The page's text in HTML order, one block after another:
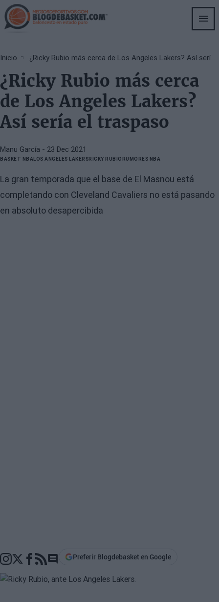
Skip
to
main
Breadcrumb
Inicio ¿Ricky Rubio más cerca de Los Angeles Lakers? Así sería el traspaso
¿Ricky Rubio más cerca
de Los Angeles Lakers?
Así sería el traspaso
Manu García - 23 Dec 2021
BASKET NBALOS ANGELES LAKERSRICKY RUBIO RUMORES NBA
La gran temporada que el base de El Masnou está
completando con Cleveland Cavaliers no está pasando
en absoluto desapercibida
Go to comments section
Preferir Blogdebasket en Google